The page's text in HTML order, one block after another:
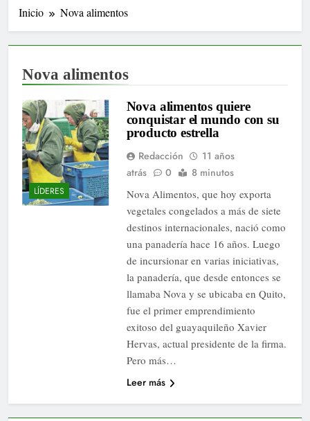
Inicio Nova alimentos
Nova alimentos
LÍDERES
Nova alimentos quiere
conquistar el mundo con su
producto estrella
Redacción
11 años
atrás
0
8 minutos
Nova Alimentos, que hoy exporta
vegetales congelados a más de siete
destinos internacionales, nació como
una panadería hace 16 años. Luego
de incursionar en varias iniciativas,
la panadería, que desde entonces se
llamaba Nova y se ubicaba en Quito,
fue el primer emprendimiento
exitoso del guayaquileño Xavier
Hervas, actual presidente de la firma.
Pero más…
Leer más